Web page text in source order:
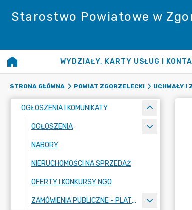
Starostwo Powiatowe w
WYDZIAŁY, KARTY USŁUG I KONTA
STRONA GŁÓWNA POWIAT ZGORZELECKI UCHWAŁY I
OGŁOSZENIA I KOMUNIKATY
OGŁOSZENIA
NABORY
NIERUCHOMOŚCI NA SPRZEDAŻ
OFERTY I KONKURSY NGO
ZAMÓWIENIA PUBLICZNE - PLATFORMA ZAKUPOWA